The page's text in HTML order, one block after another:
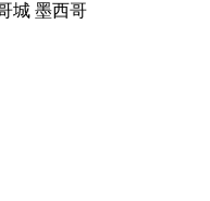
城 墨西哥